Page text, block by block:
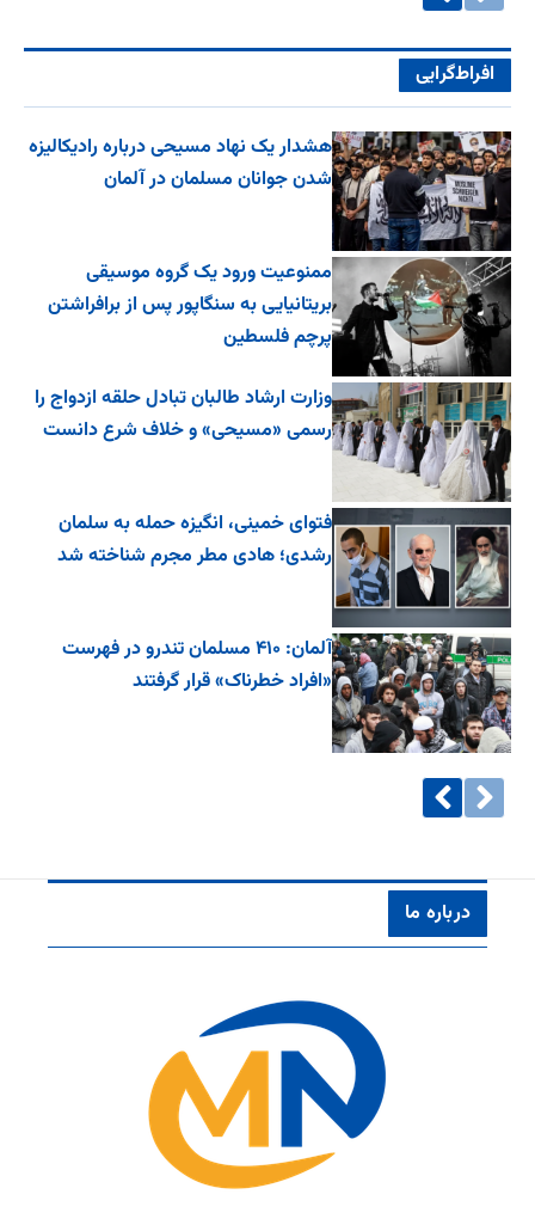
افراط‌گرایی
هشدار یک نهاد مسیحی درباره رادیکالیزه
شدن جوانان مسلمان در آلمان
ممنوعیت ورود یک گروه موسیقی
بریتانیایی به سنگاپور پس از برافراشتن
پرچم فلسطین
وزارت ارشاد طالبان تبادل حلقه ازدواج را
رسمی «مسیحی» و خلاف شرع دانست
فتوای خمینی، انگیزه حمله به سلمان
رشدی؛ هادی مطر مجرم شناخته شد
آلمان: ۴۱۰ مسلمان تندرو در فهرست
«افراد خطرناک» قرار گرفتند
درباره ما